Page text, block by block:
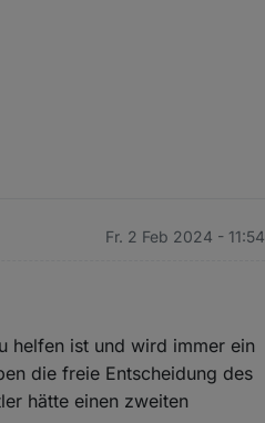
Fr. 2 Feb 2024 - 11:54
helfen ist und wird immer ein
die freie Entscheidung des
hätte einen zweiten